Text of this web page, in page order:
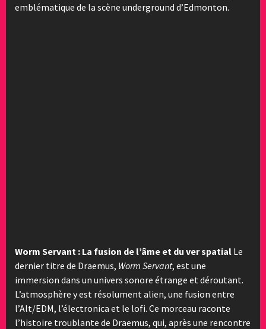
emblématique de la scène underground d’Edmonton.
Worm Servant : La fusion de l’âme et du ver spatial Le
dernier titre de Draemus, Worm Servant, est une
immersion dans un univers sonore étrange et déroutant.
L’atmosphère y est résolument alien, une fusion entre
l’Alt/EDM, l’électronica et le lofi. Ce morceau raconte
l’histoire troublante de Draemus, qui, après une rencontre